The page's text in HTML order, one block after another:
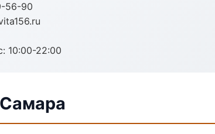
56-90
10:00-22:00